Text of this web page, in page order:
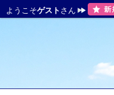
ようこそゲスト さん